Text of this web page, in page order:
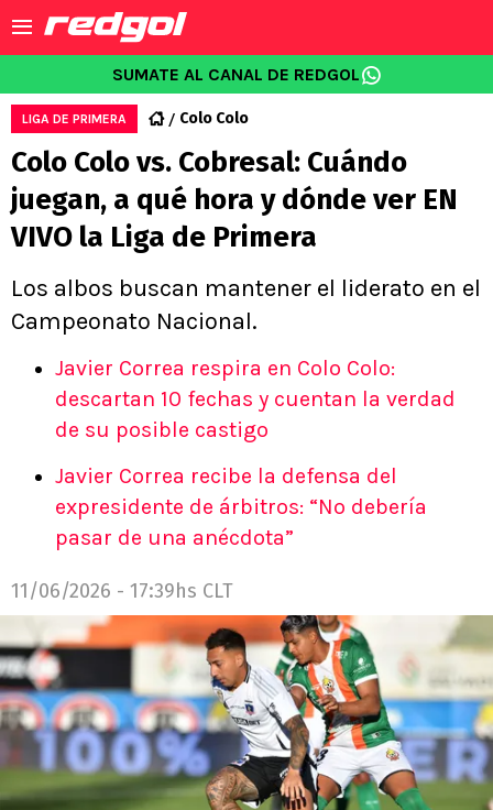
SUMATE AL CANAL DE REDGOL
LIGA DE PRIMERA Colo Colo
Colo Colo vs. Cobresal: Cuándo
juegan, a qué hora y dónde ver EN
VIVO la Liga de Primera
Los albos buscan mantener el liderato en el
Campeonato Nacional.
Javier Correa respira en Colo Colo:
descartan 10 fechas y cuentan la verdad
de su posible castigo
Javier Correa recibe la defensa del
expresidente de árbitros: “No debería
pasar de una anécdota”
11/06/2026 - 17:39hs CLT